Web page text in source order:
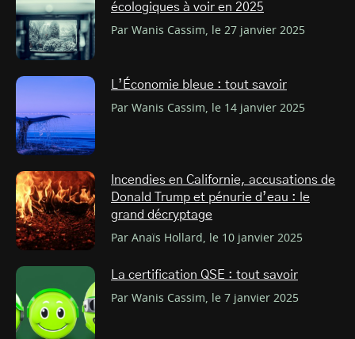
écologiques à voir en 2025
Par Wanis Cassim, le 27 janvier 2025
L’Économie bleue : tout savoir
Par Wanis Cassim, le 14 janvier 2025
Incendies en Californie, accusations de
Donald Trump et pénurie d’eau : le
grand décryptage
Par Anaïs Hollard, le 10 janvier 2025
La certification QSE : tout savoir
Par Wanis Cassim, le 7 janvier 2025